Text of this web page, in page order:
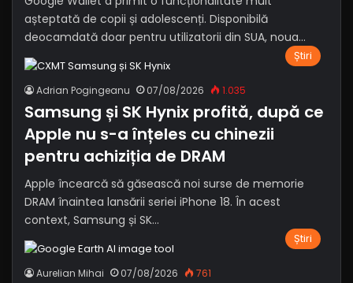
așteptată de copii și adolescenți. Disponibilă
deocamdată doar pentru utilizatorii din SUA, noua…
Știri
Adrian Pogingeanu 07/08/2026 1.035
Samsung și SK Hynix profită, după ce
Apple nu s-a înțeles cu chinezii
pentru achiziția de DRAM
Apple încearcă să găsească noi surse de memorie
DRAM înaintea lansării seriei iPhone 18. În acest
context, Samsung și SK…
Știri
Aurelian Mihai 07/08/2026 761